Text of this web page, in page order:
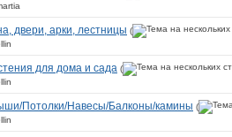
двери, арки, лестницы (
для дома и сада (
Потолки/Навесы/Балконы/камины (